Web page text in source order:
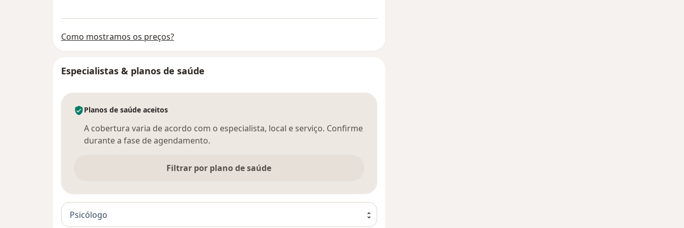
Como mostramos os preços?
Especialistas & planos de saúde
Planos de saúde aceitos
A cobertura varia de acordo com o especialista, local e serviço. Confirme
durante a fase de agendamento.
Filtrar por plano de saúde
Psicólogo